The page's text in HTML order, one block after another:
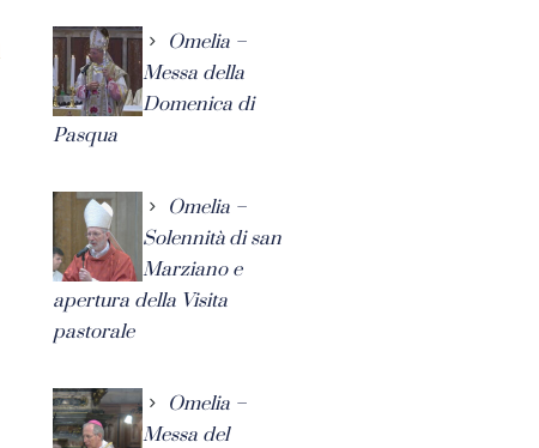
Omelia –
Messa della
Domenica di
Pasqua
Omelia –
Solennità di san
Marziano e
apertura della Visita
pastorale
Omelia –
Messa del